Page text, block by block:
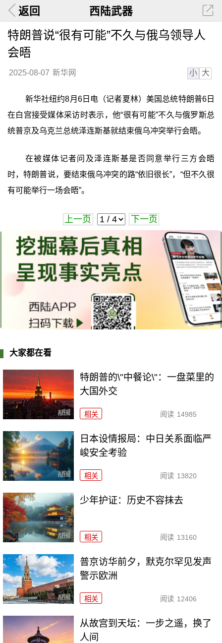
返回 西陆武器
特朗普说“很有可能”不久与俄乌领导人
会晤
2025-08-07 新华网 小 大
新华社纽约8月6日电（记者夏林）美国总统特朗普6日
在白宫接受媒体采访时表示，他“很有可能”不久与俄罗斯总
统普京及乌克兰总统泽连斯基就结束俄乌冲突举行会晤。
在被媒体记者问及泽连斯基是否同意举行三方会晤
时，特朗普说，要结束俄乌冲突的路“依旧很长”，“但不久很
有可能举行一场会晤”。
上一页 下一页
大家都在看
特朗普的\"中餐论\"：一盘菜里的
大国外交
相关 阅读 14985
日本设情报局：中日关系面临严
峻安全考验
相关 阅读 13820
少年护证：历史不容抹去
相关 阅读 13160
普京访华前夕，默克尔罕见发声
警示欧洲
相关 阅读 12406
从故宫到天坛：一步之遥，换了
人间